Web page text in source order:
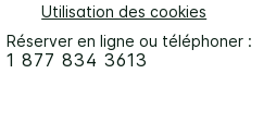
Utilisation des cookies
Réserver en ligne ou téléphoner :
1 877 834 3613